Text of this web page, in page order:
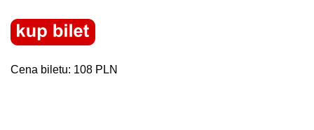
Cena biletu: 108 PLN